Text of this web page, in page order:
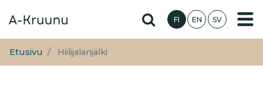
pääsisältöön
Hae sivustolta
FI EN SV
Etusivu Hiilijalanjälki